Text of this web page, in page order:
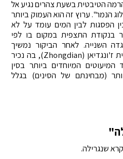
הטיבטית בשעת צהרים נגיע אל
הנמר". ערוץ זה הוא העמוק ביותר
הפסגות לבין המים עומד על לא
מטר. נבקר בנקודת התצפית במקום בו לפי
השנייה. לאחר הביקור נמשיך
בנסיעה אל העיירה הטיבטית ז'ונגדיאן (Zhongdian), בה נכיר
המיוחדים ביותר בסין
(מבחינתם של הסינים) בגלל
שנגרילה.